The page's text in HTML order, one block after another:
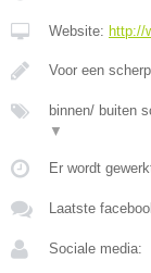
Website: http://
Voor een
binnen/ buiten
▼
Er wordt
Laatste
Sociale media: